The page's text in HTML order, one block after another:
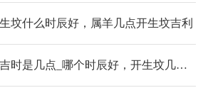
坟什么时辰好，属羊几点开生坟吉利
2026年2月26日开生坟吉时是几点_哪个时辰好，开生坟几点吉利时辰好